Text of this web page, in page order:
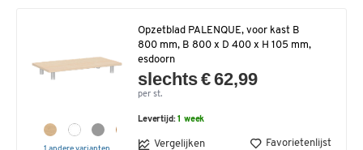
Opzetblad PALENQUE, voor kast B
800 mm, B 800 x D 400 x H 105 mm,
esdoorn
slechts € 62,99
per st.
Levertijd:1 week
Vergelijken Favorietenlijst